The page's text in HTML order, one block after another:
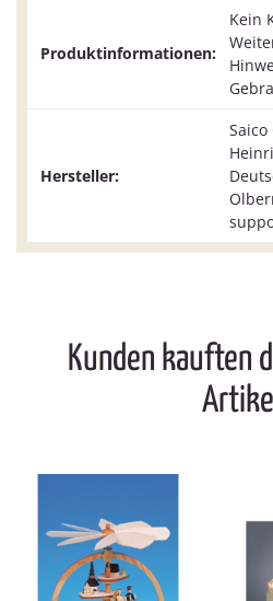
Produktinformationen:
Kein
Hersteller:
Saico
Kunden kauften